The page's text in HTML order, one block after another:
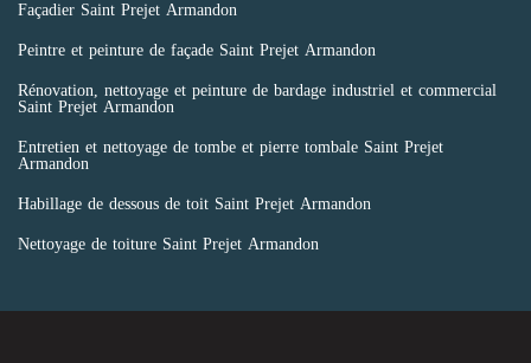
Façadier Saint Prejet Armandon
Peintre et peinture de façade Saint Prejet Armandon
Rénovation, nettoyage et peinture de bardage industriel et commercial
Saint Prejet Armandon
Entretien et nettoyage de tombe et pierre tombale Saint Prejet
Armandon
Habillage de dessous de toit Saint Prejet Armandon
Nettoyage de toiture Saint Prejet Armandon